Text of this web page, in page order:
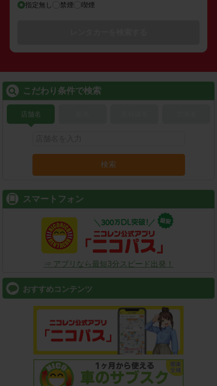
指定無し 禁煙 喫煙
こだわり条件で検索
店舗名
検索
スマートフォン
⇒ アプリなら最短3分スピード出発！
おすすめコンテンツ